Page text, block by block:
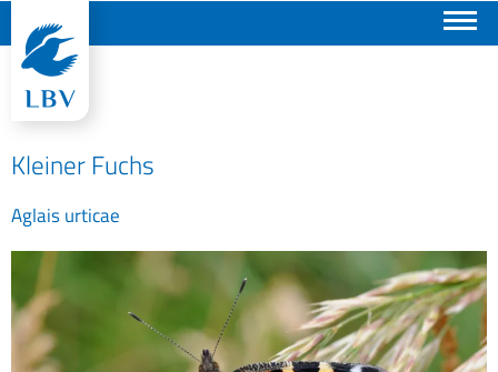
Kleiner Fuchs
Aglais urticae